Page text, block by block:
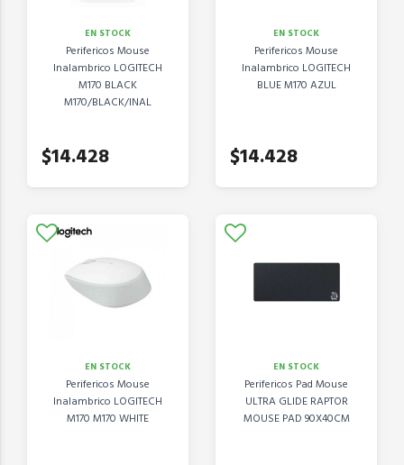
EN STOCK
Perifericos Mouse
Inalambrico LOGITECH
M170 BLACK
M170/BLACK/INAL
$14.428
EN STOCK
Perifericos Mouse
Inalambrico LOGITECH
BLUE M170 AZUL
$14.428
EN STOCK
Perifericos Mouse
Inalambrico LOGITECH
M170 M170 WHITE
EN STOCK
Perifericos Pad Mouse
ULTRA GLIDE RAPTOR
MOUSE PAD 90X40CM